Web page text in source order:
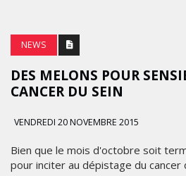
NEWS
DES MELONS POUR
CANCER DU SEIN
VENDREDI 20 NOVEMBRE 2015
Bien que le mois d'octobre soit
pour inciter au dépistage du cancer